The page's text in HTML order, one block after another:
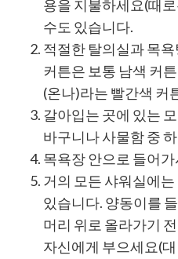
용을 지불하세요(때
수도 있습니다.
적절한 탈의실과 목
커튼은 보통 남색 커
(온나)라는 빨간색 커
갈아입는 곳에 있는
바구니나 사물함 중
목욕장 안으로 들어
거의 모든 샤워실에
있습니다. 양동이를
머리 위로 올라가기
자신에게 부으세요(